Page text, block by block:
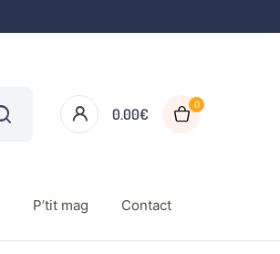
0.00€
0
P’tit mag Contact